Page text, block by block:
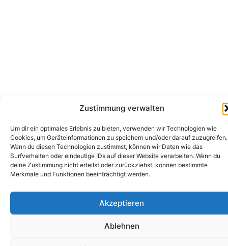
Zustimmung verwalten
Um dir ein optimales Erlebnis zu bieten, verwenden wir Technologien wie
Cookies, um Geräteinformationen zu speichern und/oder darauf zuzugreifen.
Wenn du diesen Technologien zustimmst, können wir Daten wie das
Surfverhalten oder eindeutige IDs auf dieser Website verarbeiten. Wenn du
deine Zustimmung nicht erteilst oder zurückziehst, können bestimmte
Merkmale und Funktionen beeinträchtigt werden.
Akzeptieren
Ablehnen